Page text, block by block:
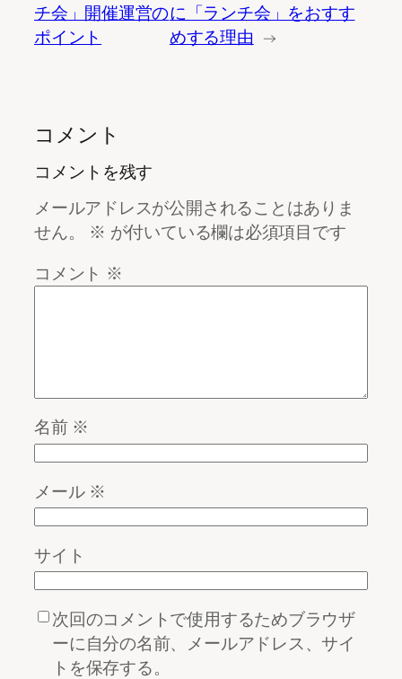
チ会」開催運営の
ポイント
に「ランチ会」をおすす
めする理由 →
コメント
コメントを残す
メールアドレスが公開されることはありま
せん。
※ が付いている欄は必須項目です
コメント ※
名前 ※
メール ※
サイト
次回のコメントで使用するためブラウザ
ーに自分の名前、メールアドレス、サイ
トを保存する。